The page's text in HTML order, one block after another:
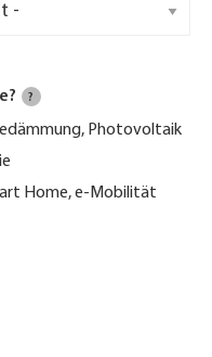
?
Photovoltaik
Home, e-Mobilität